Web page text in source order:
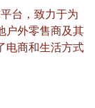
台，致力于为
户外零售商及其
电商和生活方式